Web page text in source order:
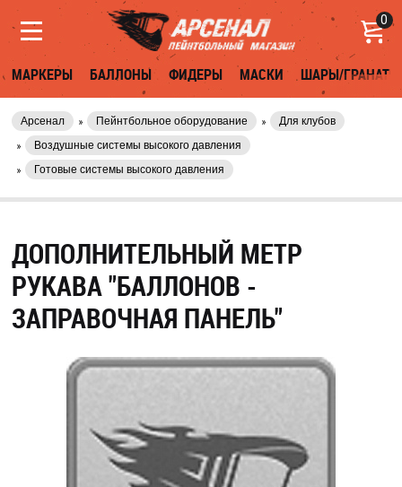
0
МАРКЕРЫ БАЛЛОНЫ ФИДЕРЫ МАСКИ ШАРЫ/ГРАНАТЫ
Арсенал Пейнтбольное оборудование
Для клубов
Воздушные системы высокого давления
Готовые системы высокого давления
ДОПОЛНИТЕЛЬНЫЙ МЕТР
РУКАВА "БАЛЛОНОВ -
ЗАПРАВОЧНАЯ ПАНЕЛЬ"